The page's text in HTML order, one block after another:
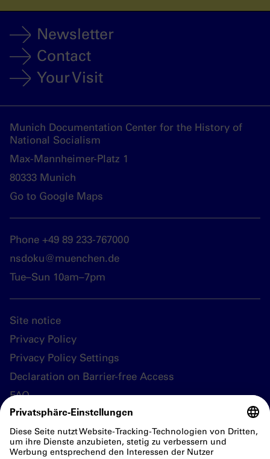
Newsletter
Contact
Your Visit
Munich Documentation Center for the History of
National Socialism
Max-Mannheimer-Platz 1
80333 Munich
Go to Google Maps
Phone +49 89 233-767000
nsdoku@muenchen.de
Tue–Sun 10am–7pm
Site notice
Privacy Policy
Privacy Policy Settings
Declaration on Barrier-free Access
FAQ
Follow us